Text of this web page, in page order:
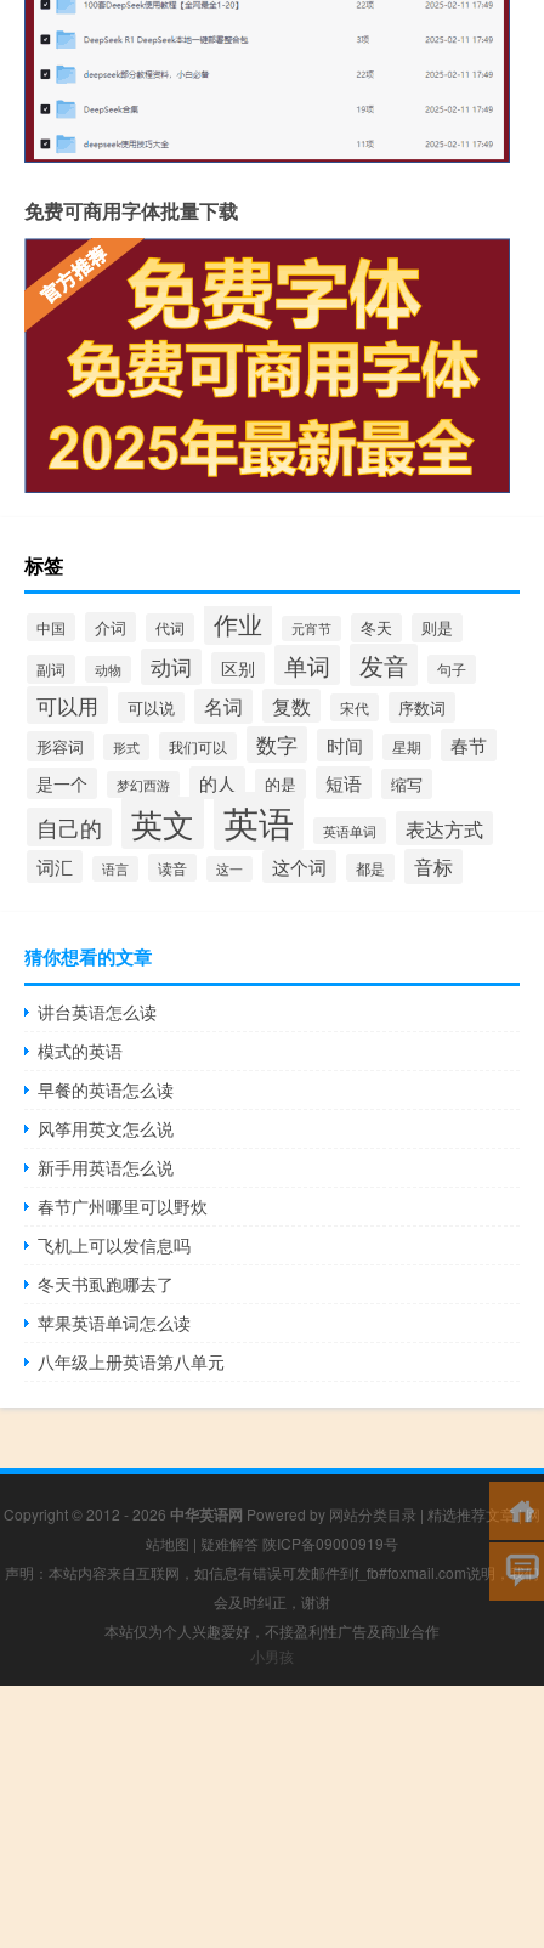
免费可商用字体批量下载
标签
中国 介词 代词 作业 元宵节 冬天
则是
副词
动物 动词 区别 单词 发音 句子
可以用 可以说 名词 复数 宋代
序数词
形容词
形式 我们可以 数字 时间 星期 春节
是一个 梦幻西游 的人 的是 短语 缩写
自己的 英文 英语 英语单词 表达方式
词汇 语言 读音 这一 这个词 都是 音标
猜你想看的文章
讲台英语怎么读
模式的英语
早餐的英语怎么读
风筝用英文怎么说
新手用英语怎么说
春节广州哪里可以野炊
飞机上可以发信息吗
冬天书虱跑哪去了
苹果英语单词怎么读
八年级上册英语第八单元
Copyright © 2012 - 2026 中华英语网 Powered by 网站分类目录 | 精选推荐文章|网
站地图 | 疑难解答 陕ICP备09000919号
声明：本站内容来自互联网，如信息有错误可发邮件到f_fb#foxmail.com说明，我们
会及时纠正，谢谢
本站仅为个人兴趣爱好，不接盈利性广告及商业合作
小男孩